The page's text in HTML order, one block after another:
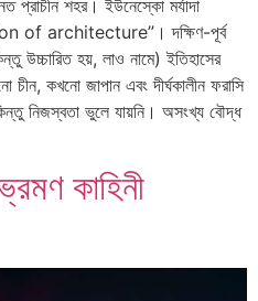
প্রাচীন শহর। ইউনেস্কো মর্যাদা
of architecture”। দক্ষিণ-পূর্ব
উচ্চারিত হয়, লাও নামে) ইতিহাসের
কখনো জাপান এবং দীর্ঘকালীন ফরাসি
নিজস্বতা ভুলে যায়নি। অসংখ্য বৌদ্ধ
কাহিনী